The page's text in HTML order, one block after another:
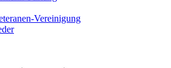
Vereinigung